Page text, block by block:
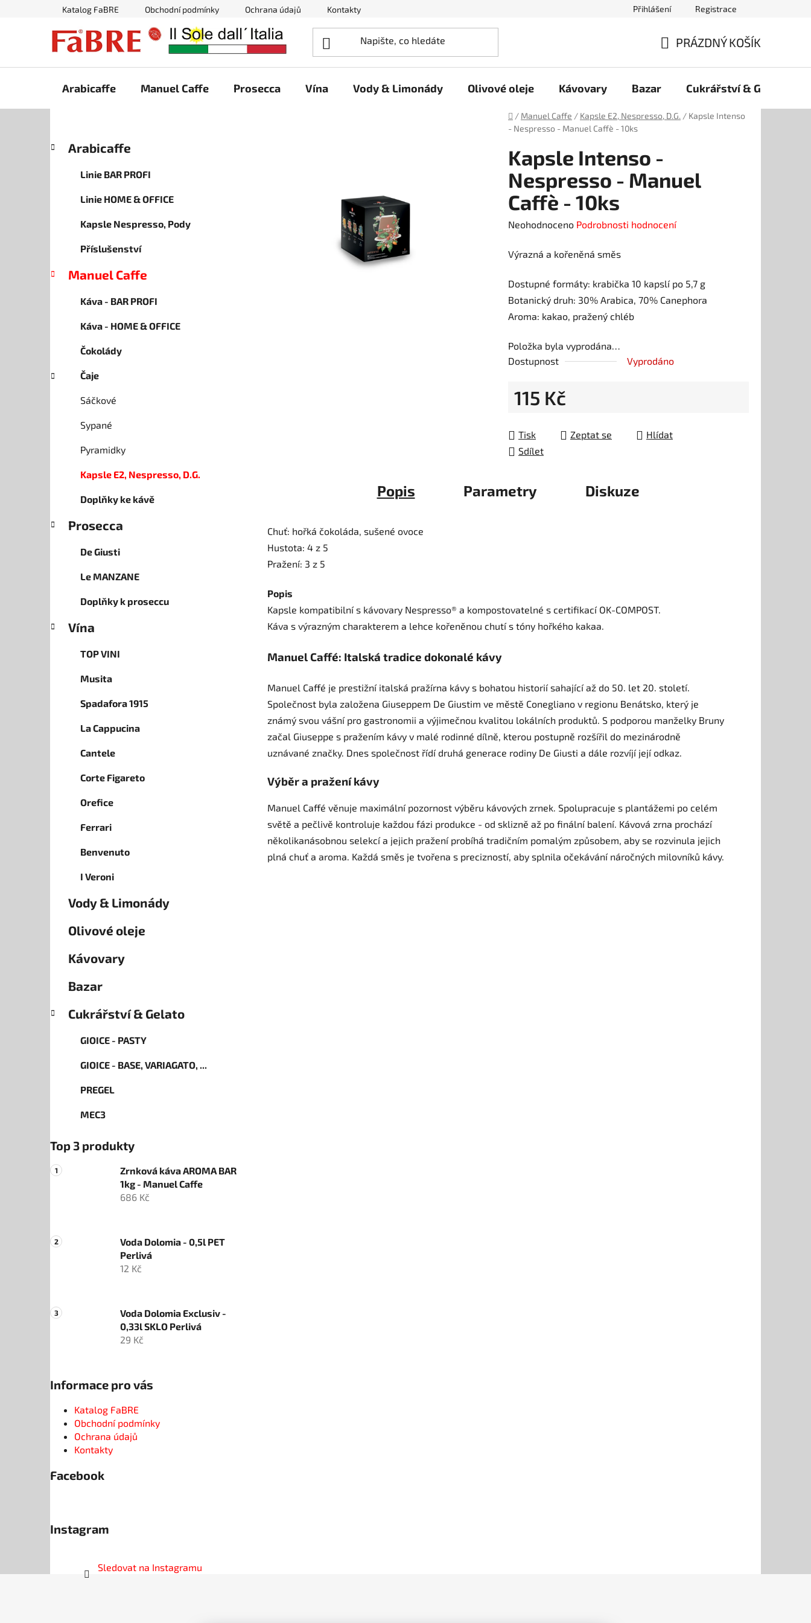
Katalog FaBRE Obchodní podmínky Ochrana údajů Kontakty Přihlášení Registrace
KOŠÍK
PRÁZDNÝ KOŠÍK
Arabicaffe Manuel Caffe Prosecca Vína Vody & Limonády Olivové oleje Kávovary Bazar Cukrářství & Gelato
Domů
/ Manuel Caffe / Kapsle E2, Nespresso, D.G. / Kapsle Intenso
- Nespresso - Manuel Caffè - 10ks
P
í
p
kategorie
a
Arabicaffe
Linie BAR PROFI
Linie HOME & OFFICE
Kapsle Nespresso, Pody
Příslušenství
Manuel Caffe
Káva - BAR PROFI
Káva - HOME & OFFICE
Čokolády
Čaje
Sáčkové
Sypané
Pyramidky
Kapsle E2, Nespresso, D.G.
Doplňky ke kávě
Prosecca
De Giusti
Le MANZANE
Doplňky k proseccu
Vína
TOP VINI
Musita
Spadafora 1915
La Cappucina
Cantele
Corte Figareto
Orefice
Ferrari
Benvenuto
I Veroni
Vody & Limonády
Olivové oleje
Kávovary
Bazar
Cukrářství & Gelato
GIOICE - PASTY
GIOICE - BASE, VARIAGATO, ...
PREGEL
MEC3
Top 3 produkty
Zrnková káva AROMA BAR
1kg - Manuel Caffe
686 Kč
Voda Dolomia - 0,5l PET
Perlivá
12 Kč
Voda Dolomia Exclusiv -
0,33l SKLO Perlivá
29 Kč
Informace pro vás
Katalog FaBRE
Obchodní podmínky
Ochrana údajů
Kontakty
Facebook
Instagram
Sledovat na Instagramu
Kapsle Intenso -
Nespresso - Manuel
Caffè - 10ks
Průměrné
produktu
0,0
z
5
Neohodnoceno Podrobnosti hodnocení
Výrazná a kořeněná směs
Dostupné formáty: krabička 10 kapslí po 5,7 g
Botanický druh: 30% Arabica, 70% Canephora
Aroma: kakao, pražený chléb
Položka byla vyprodána…
Dostupnost
Vyprodáno
115 Kč
Tisk
Zeptat se
Hlídat
Sdílet
Popis Parametry Diskuze
Chuť: hořká čokoláda, sušené ovoce
Hustota: 4 z 5
Pražení: 3 z 5
Popis
Kapsle kompatibilní s kávovary Nespresso® a kompostovatelné s certifikací OK-COMPOST.
Káva s výrazným charakterem a lehce kořeněnou chutí s tóny hořkého kakaa.
Manuel Caffé: Italská tradice dokonalé kávy
Manuel Caffé je prestižní italská pražírna kávy s bohatou historií sahající až do 50. let 20. století.
Společnost byla založena Giuseppem De Giustim ve městě Conegliano v regionu Benátsko, který je
známý svou vášní pro gastronomii a výjimečnou kvalitou lokálních produktů. S podporou manželky Bruny
začal Giuseppe s pražením kávy v malé rodinné dílně, kterou postupně rozšířil do mezinárodně
uznávané značky. Dnes společnost řídí druhá generace rodiny De Giusti a dále rozvíjí její odkaz.
Výběr a pražení kávy
Manuel Caffé věnuje maximální pozornost výběru kávových zrnek. Spolupracuje s plantážemi po celém
světě a pečlivě kontroluje každou fázi produkce - od sklizně až po finální balení. Kávová zrna prochází
několikanásobnou selekcí a jejich pražení probíhá tradičním pomalým způsobem, aby se rozvinula jejich
plná chuť a aroma. Každá směs je tvořena s precizností, aby splnila očekávání náročných milovníků kávy.